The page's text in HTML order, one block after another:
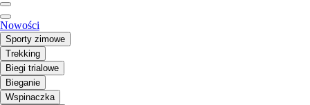
Nowości
Sporty zimowe
Trekking
Biegi trialowe
Bieganie
Wspinaczka